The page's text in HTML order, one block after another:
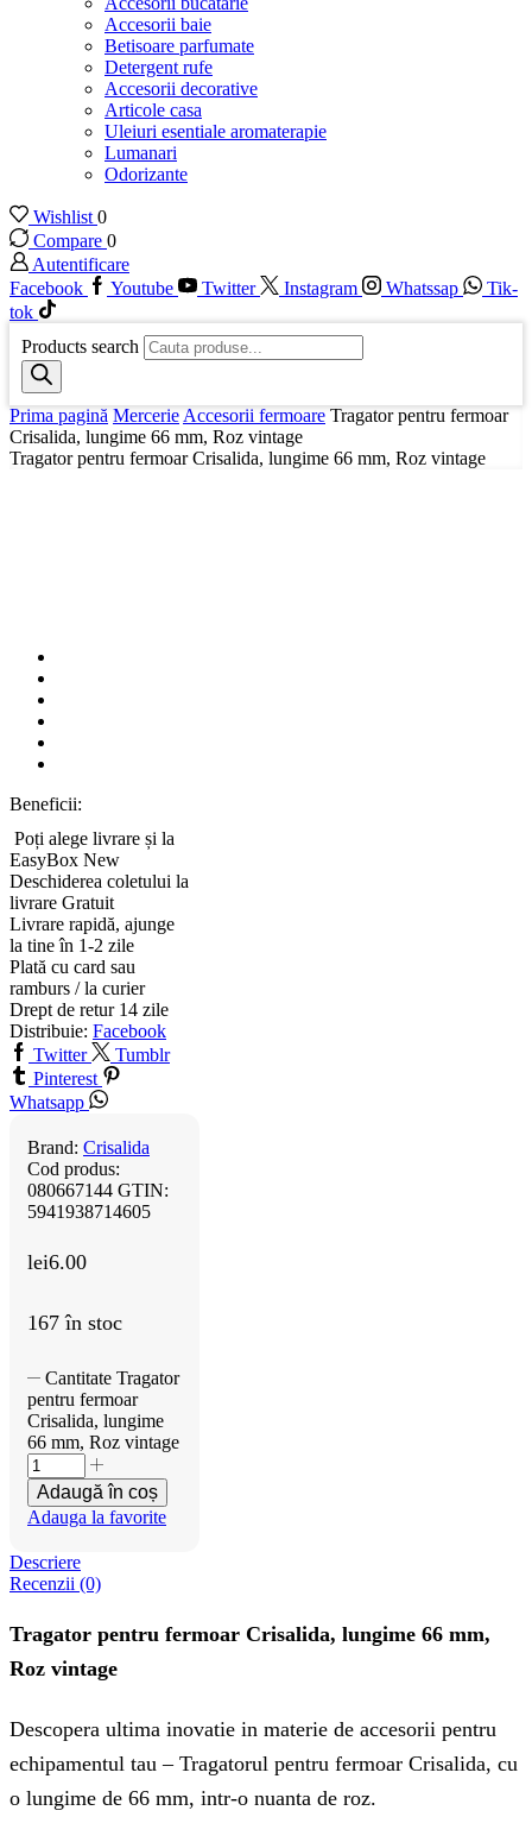
Accesorii baie
Betisoare parfumate
Detergent rufe
Accesorii decorative
Articole casa
Uleiuri esentiale aromaterapie
Lumanari
Odorizante
Wishlist 0
Compare 0
Autentificare
Facebook
Youtube Twitter Instagram Whatssap
Tik-
tok
Products search
Prima pagină Mercerie Accesorii fermoare Tragator pentru fermoar
Crisalida, lungime 66 mm, Roz vintage
Tragator pentru fermoar Crisalida, lungime 66 mm, Roz vintage
Beneficii:
Poți alege livrare și la
EasyBox New
Deschiderea coletului la
livrare Gratuit
Livrare rapidă, ajunge
la tine în 1-2 zile
Plată cu card sau
ramburs / la curier
Drept de retur 14 zile
Distribuie: Facebook
Twitter
Tumblr
Pinterest
Whatsapp
Brand: Crisalida
Cod produs:
080667144 GTIN:
5941938714605
lei6.00
167 în stoc
Cantitate Tragator
pentru fermoar
Crisalida, lungime
66 mm, Roz vintage
Adaugă în coș
Adauga la favorite
Descriere
Recenzii (0)
Tragator pentru fermoar Crisalida, lungime 66 mm,
Roz vintage
Descopera ultima inovatie in materie de accesorii pentru
echipamentul tau – Tragatorul pentru fermoar Crisalida, cu
o lungime de 66 mm, intr-o nuanta de roz.